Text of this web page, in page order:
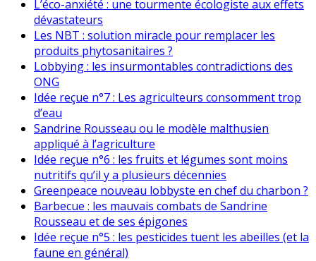
L’éco-anxiété : une tourmente écologiste aux effets
dévastateurs
Les NBT : solution miracle pour remplacer les
produits phytosanitaires ?
Lobbying : les insurmontables contradictions des
ONG
Idée reçue n°7 : Les agriculteurs consomment trop
d’eau
Sandrine Rousseau ou le modèle malthusien
appliqué à l’agriculture
Idée reçue n°6 : les fruits et légumes sont moins
nutritifs qu’il y a plusieurs décennies
Greenpeace nouveau lobbyste en chef du charbon ?
Barbecue : les mauvais combats de Sandrine
Rousseau et de ses épigones
Idée reçue n°5 : les pesticides tuent les abeilles (et la
faune en général)